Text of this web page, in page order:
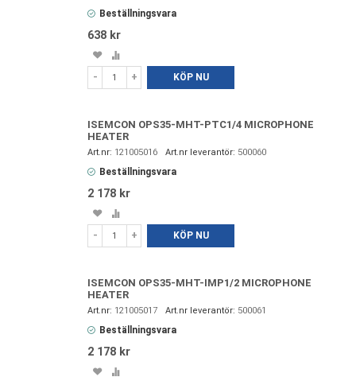
Beställningsvara
638 kr
Spara
i
favoriter
Lägg
till
- + KÖP NU
ISEMCON OPS35-MHT-PTC1/4 MICROPHONE
HEATER
121005016 500060
Beställningsvara
2 178 kr
Spara
i
favoriter
Lägg
till
- + KÖP NU
ISEMCON OPS35-MHT-IMP1/2 MICROPHONE
HEATER
121005017 500061
Beställningsvara
2 178 kr
SparaLägg